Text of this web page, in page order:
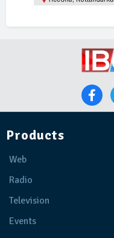
Products
Web
Radio
Television
Events